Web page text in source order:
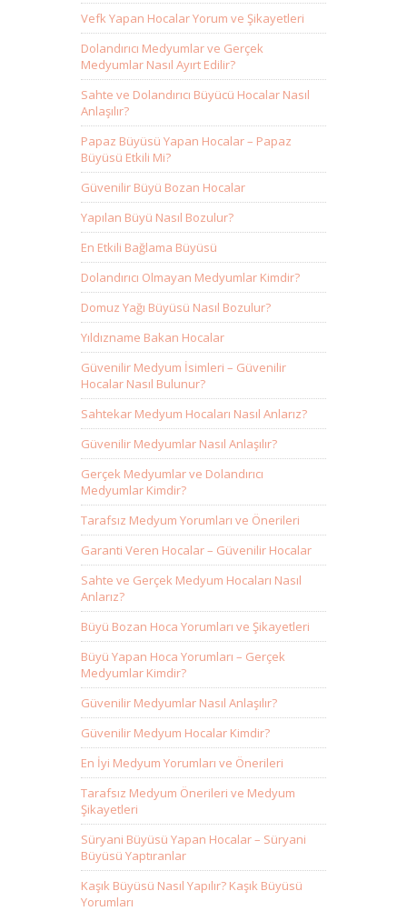
Vefk Yapan Hocalar Yorum ve Şikayetleri
Dolandırıcı Medyumlar ve Gerçek
Medyumlar Nasıl Ayırt Edilir?
Sahte ve Dolandırıcı Büyücü Hocalar Nasıl
Anlaşılır?
Papaz Büyüsü Yapan Hocalar – Papaz
Büyüsü Etkili Mi?
Güvenilir Büyü Bozan Hocalar
Yapılan Büyü Nasıl Bozulur?
En Etkili Bağlama Büyüsü
Dolandırıcı Olmayan Medyumlar Kimdir?
Domuz Yağı Büyüsü Nasıl Bozulur?
Yıldızname Bakan Hocalar
Güvenilir Medyum İsimleri – Güvenilir
Hocalar Nasıl Bulunur?
Sahtekar Medyum Hocaları Nasıl Anlarız?
Güvenilir Medyumlar Nasıl Anlaşılır?
Gerçek Medyumlar ve Dolandırıcı
Medyumlar Kimdir?
Tarafsız Medyum Yorumları ve Önerileri
Garanti Veren Hocalar – Güvenilir Hocalar
Sahte ve Gerçek Medyum Hocaları Nasıl
Anlarız?
Büyü Bozan Hoca Yorumları ve Şikayetleri
Büyü Yapan Hoca Yorumları – Gerçek
Medyumlar Kimdir?
Güvenilir Medyumlar Nasıl Anlaşılır?
Güvenilir Medyum Hocalar Kimdir?
En İyi Medyum Yorumları ve Önerileri
Tarafsız Medyum Önerileri ve Medyum
Şikayetleri
Süryani Büyüsü Yapan Hocalar – Süryani
Büyüsü Yaptıranlar
Kaşık Büyüsü Nasıl Yapılır? Kaşık Büyüsü
Yorumları